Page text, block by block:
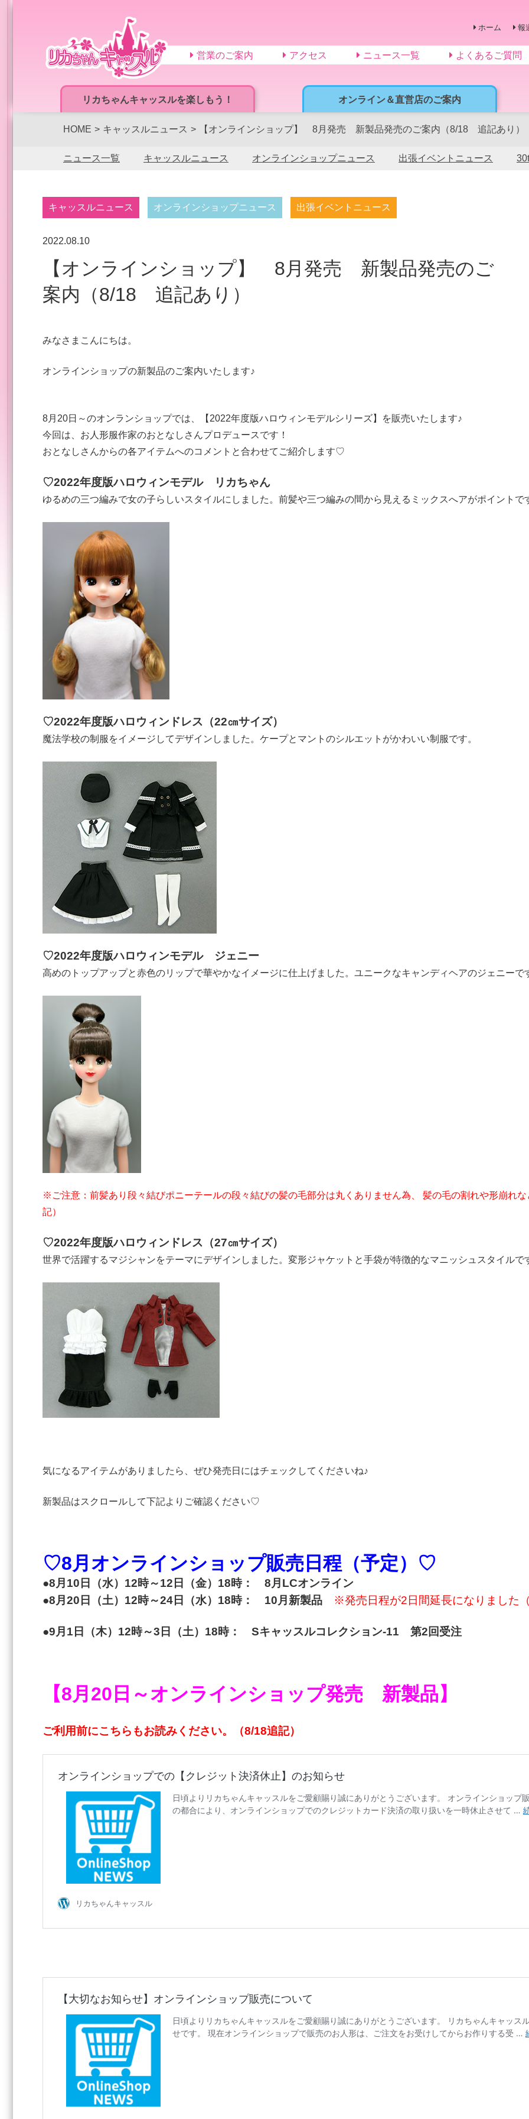
リカちゃんキャッスルを楽しもう！ オンライン＆直営店のご案内
ホーム 報
営業のご案内 アクセス ニュース一覧 よくあるご質問
HOME キャッスルニュース 【オンラインショップ】 8月発売 新製品発売のご案内（8/18 追記あり）
ニュース一覧 キャッスルニュース オンラインショップニュース 出張イベントニュース
キャッスルニュース オンラインショップニュース 出張イベントニュース
2022.08.10
【オンラインショップ】 8月発売 新製品発売のご
案内（8/18 追記あり）
みなさまこんにちは。
オンラインショップの新製品のご案内いたします♪
8月20日～のオンランショップでは、【2022年度版ハロウィンモデルシリーズ】を販売いたします♪
今回は、お人形服作家のおとなしさんプロデュースです！
おとなしさんからの各アイテムへのコメントと合わせてご紹介します♡
♡2022年度版ハロウィンモデル リカちゃん
ゆるめの三つ編みで女の子らしいスタイルにしました。前髪や三つ編みの間から見えるミックスへアがポイントで
♡2022年度版ハロウィンドレス（22㎝サイズ）
魔法学校の制服をイメージしてデザインしました。ケープとマントのシルエットがかわいい制服です。
♡2022年度版ハロウィンモデル ジェニー
高めのトップアップと赤色のリップで華やかなイメージに仕上げました。ユニークなキャンディヘアのジェニーで
※ご注意：前髪あり段々結びポニーテールの段々結びの髪の毛部分は丸くありません為、 髪の毛の割れや形崩れ
記）
♡2022年度版ハロウィンドレス（27㎝サイズ）
世界で活躍するマジシャンをテーマにデザインしました。変形ジャケットと手袋が特徴的なマニッシュスタイルで
気になるアイテムがありましたら、ぜひ発売日にはチェックしてくださいね♪
新製品はスクロールして下記よりご確認ください♡
♡8月オンラインショップ販売日程（予定）♡
●8月10日（水）12時～12日（金）18時： 8月LCオンライン
●8月20日（土）12時～24日（水）18時： 10月新製品 ※発売日程が2日間延長になりました
●9月1日（木）12時～3日（土）18時： Sキャッスルコレクション-11 第2回受注
【8月20日～オンラインショップ発売 新製品】
ご利用前にこちらもお読みください。（8/18追記）